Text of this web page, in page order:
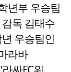
년부 우승팀
독 김태수
우승팀인
라바